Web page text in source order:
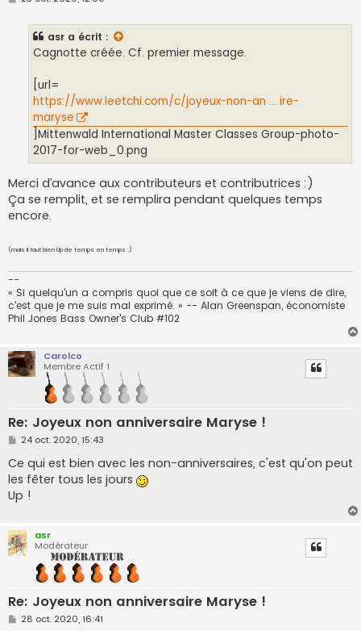
asr a écrit :
Cagnotte créée. Cf. premier message.
[url=
https://www.leetchi.com/c/joyeux-non-an ... ire-
maryse
]Mittenwald International Master Classes Group-photo-
2017-for-web_0.png
Merci d’avance aux contributeurs et contributrices :)
Ça se remplit, et se remplira pendant quelques temps
encore.
(mais il faut bien Up de temps en temps :)
--
« Si quelqu'un a compris quoi que ce soit à ce que je viens de dire,
c'est que je me suis mal exprimé. » -- Alan Greenspan, économiste
Phil Jones Bass Owner's Club #102
Carolco
Membre Actif 1
Re: Joyeux non anniversaire Maryse !
M
s
s
a
g
e
24 oct. 2020, 15:43
Ce qui est bien avec les non-anniversaires, c'est qu'on peut
les fêter tous les jours
Up !
asr
Modérateur
Re: Joyeux non anniversaire Maryse !
M
28 oct. 2020, 16:41